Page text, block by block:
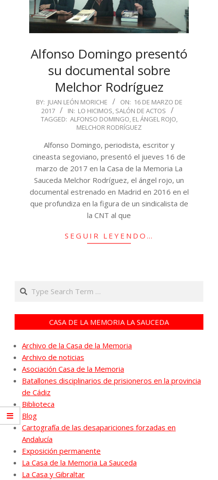
Alfonso Domingo presentó
su documental sobre
Melchor Rodríguez
2017-
BY: JUAN LEÓN MORICHE ON: 16 DE MARZO DE
2017
IN: LO HICIMOS, SALÓN DE ACTOS
TAGGED: ALFONSO DOMINGO, EL ÁNGEL ROJO,
MELCHOR RODRÍGUEZ
Alfonso Domingo, periodista, escritor y
cineasta segoviano, presentó el jueves 16 de
marzo de 2017 en la Casa de la Memoria La
Sauceda Melchor Rodríguez, el ángel rojo, un
documental estrenado en Madrid en 2016 en el
que profundiza en la figura de un sindicalista de
la CNT al que
SEGUIR LEYENDO…
Search
CASA DE LA MEMORIA LA SAUCEDA
Archivo de la Casa de la Memoria
Archivo de noticias
Asociación Casa de la Memoria
Batallones disciplinarios de prisioneros en la provincia
de Cádiz
Biblioteca
Blog
Cartografía de las desapariciones forzadas en
Andalucía
Exposición permanente
La Casa de la Memoria La Sauceda
La Casa y Gibraltar